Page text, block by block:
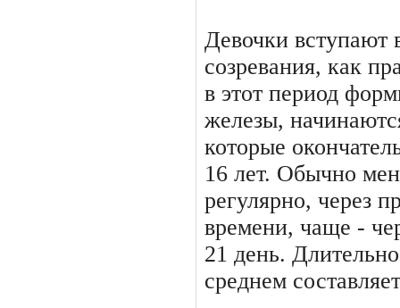
Девочки вступают
созревания, как
в этот период
железы,
которые
16 лет. Обычно
регуляр­но, через
времени, чаще -
21 день.
среднем